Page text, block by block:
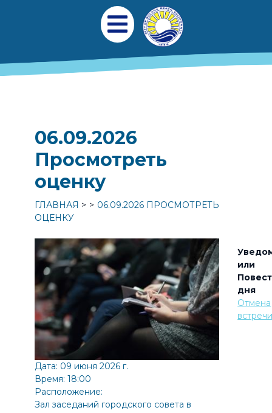
Перейти к общему содержаниюГлавная
Открыть мобильное меню
06.09.2026
Просмотреть
оценку
ГЛАВНАЯ
06.09.2026 ПРОСМОТРЕТЬ
ОЦЕНКУ
Дата: 09 июня 2026 г.
Время: 18:00
Расположение:
Зал заседаний городского совета в
или
дня
Отмена